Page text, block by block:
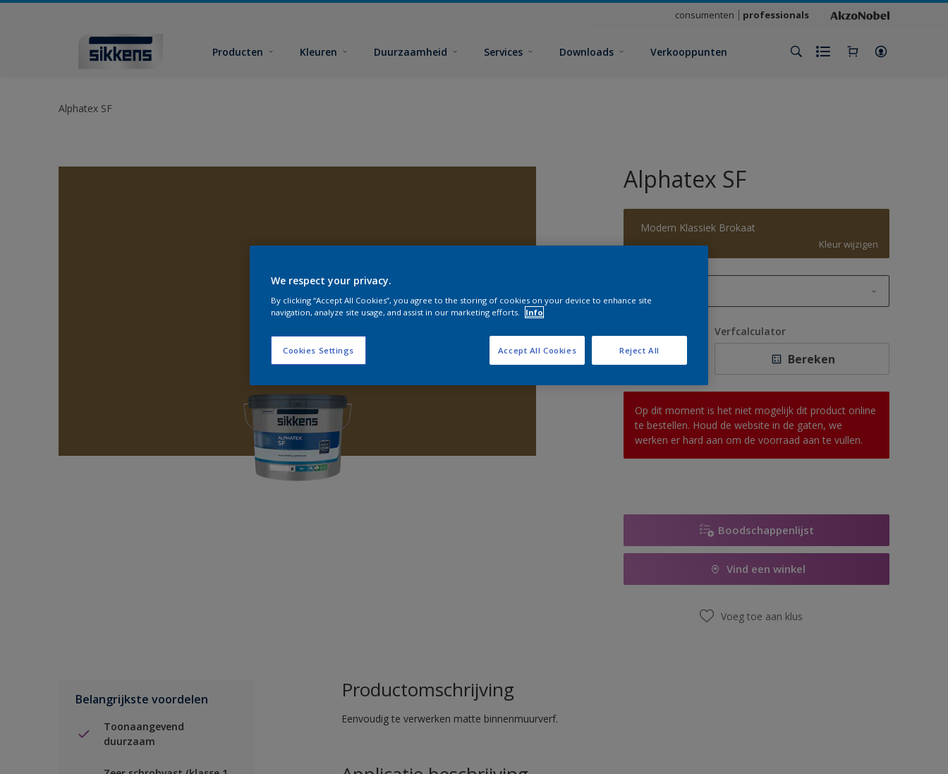
consumenten professionals
Producten Kleuren Duurzaamheid Services Downloads Verkooppunten
Alphatex SF
Alphatex SF
Modern Klassiek Brokaat
Kleur wijzigen
2,5 L
10 L
Verfcalculator
Bereken
Op dit moment is het niet mogelijk dit product online
te bestellen. Houd de website in de gaten, we
werken er hard aan om de voorraad aan te vullen.
Boodschappenlijst
Vind een winkel
Voeg toe aan klus
Belangrijkste voordelen
Toonaangevend
duurzaam
Productomschrijving
Eenvoudig te verwerken matte binnenmuurverf.
We respect your privacy.
By clicking “Accept All Cookies”, you agree to the storing of cookies on your device to enhance site
navigation, analyze site usage, and assist in our marketing efforts.
Info
Cookies Settings Reject All
Accept All Cookies